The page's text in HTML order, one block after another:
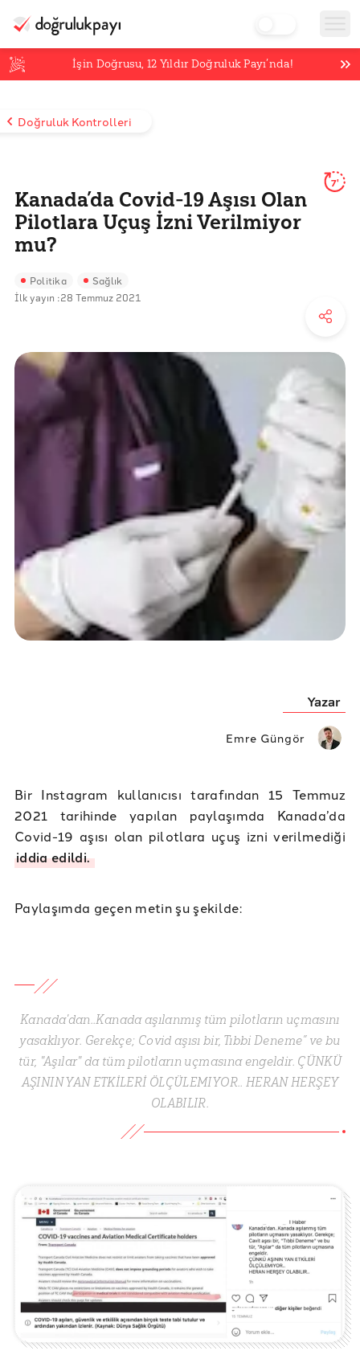
İşin Doğrusu,12 Yıldır Doğruluk Payı’nda!
Doğruluk Kontrolleri
Kanada’da Covid-19 Aşısı Olan
Pilotlara Uçuş İzni Verilmiyor
mu?
7'
Politika Sağlık
İlk yayın :28 Temmuz 2021
Yazar
Emre Güngör
Bir Instagram kullanıcısı tarafından 15 Temmuz
2021 tarihinde yapılan paylaşımda Kanada’da
Covid-19 aşısı olan pilotlara uçuş izni verilmediği
iddia edildi.
Paylaşımda geçen metin şu şekilde:
Kanada'dan..Kanada aşılanmış tüm pilotların uçmasını
yasaklıyor. Gerekçe; Covid aşısı bir, Tıbbi Deneme” ve bu
tür, "Aşılar" da tüm pilotların uçmasına engeldir. ÇÜNKÜ
AŞININ YAN ETKİLERİ ÖLÇÜLEMIYOR.. HERAN HERŞEY
OLABILIR.